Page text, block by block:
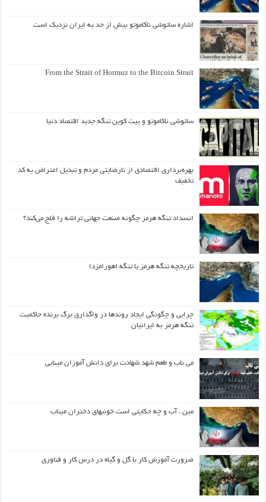
اشاره ساتوشی ناکاموتو بیش از حد به ایران نزدیک است
From the Strait of Hormuz to the Bitcoin Strait
ساتوشی ناکاموتو و بیت کوین تنگه جدید اقتصاد دنیا
بهره‌برداری اقتصادی از نارضایتی مردم و تبدیل اعتراض به کد
تخفیف
انسداد تنگه هرمز چگونه صنعت جهانی تراشه را فلج می‌کند؟
تاریخچه تنگه هرمز یا تنگه اهورامزدا
چرایی و چگونگی ایجاد روندها در واگذاری برگ برنده حاکمیت
تنگه هرمز به ایرانیان
می ناب و طعم شهد شهادت برای دانش آموزان مینابی
مین ، آب و چه حکایتی است خونبهای دختران میناب
ضرورت آموزش کار با گل و گیاه در درس کار و فناوری